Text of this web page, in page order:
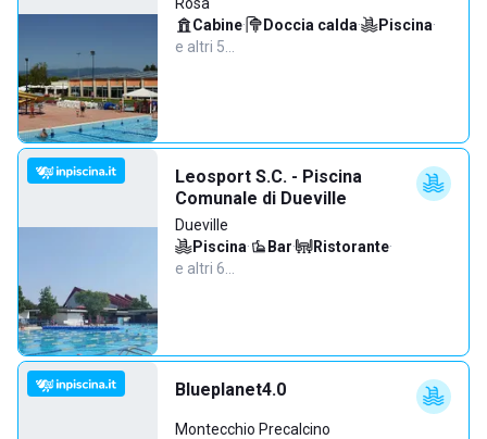
Cabine· Doccia calda· Piscina·
e altri 5…
Leosport S.C. - Piscina
Comunale di Dueville
Dueville
Piscina· Bar· Ristorante·
e altri 6…
Blueplanet4.0
Montecchio Precalcino